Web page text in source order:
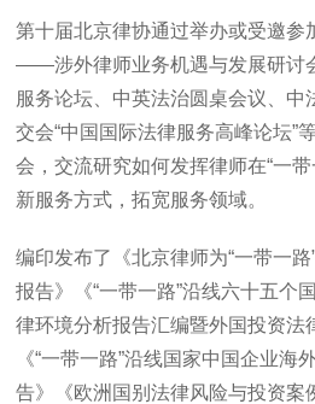
第十届北京律协通过举办或受邀
——涉外律师业务机遇与发展研讨
服务论坛、中英法治圆桌会议、中
交会“中国国际法律服务高峰论坛”
会，交流研究如何发挥律师在“一
新服务方式，拓宽服务领域。
编印发布了《北京律师为“一带一
报告》《“一带一路”沿线六十五个
律环境分析报告汇编暨外国投资法
《“一带一路”沿线国家中国企业海
告》《欧洲国别法律风险与投资案